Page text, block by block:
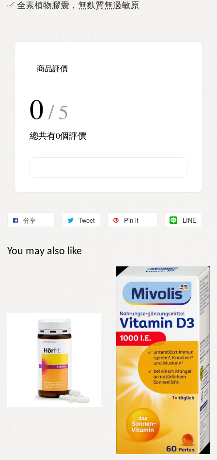
✅ 全素植物膠囊，無麩質無過敏原
商品評價
0 / 5
總共有0個評價
分享 Tweet Pin it LINE
You may also like